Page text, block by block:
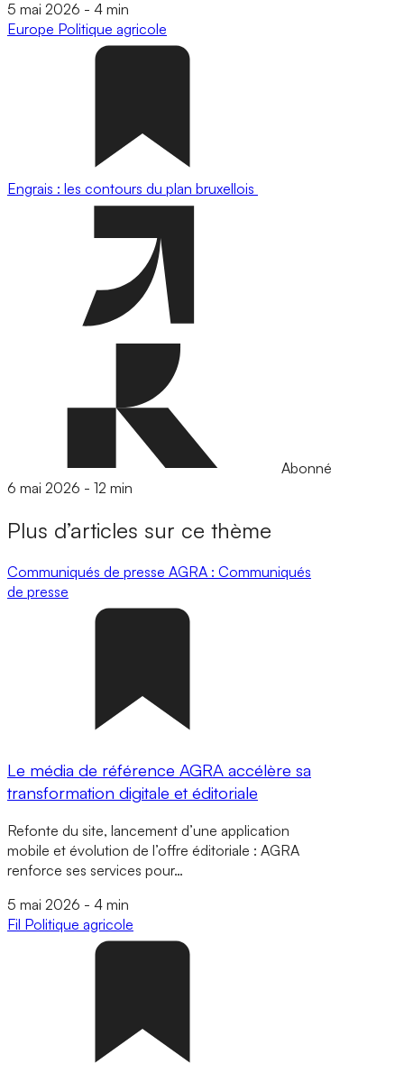
5 mai 2026 - 4 min
Europe Politique agricole
Engrais : les contours du plan bruxellois
Abonné
6 mai 2026 - 12 min
Plus d’articles sur ce thème
Communiqués de presse AGRA : Communiqués
de presse
Le média de référence AGRA accélère sa
transformation digitale et éditoriale
Refonte du site, lancement d’une application
mobile et évolution de l’offre éditoriale : AGRA
renforce ses services pour…
5 mai 2026 - 4 min
Fil Politique agricole